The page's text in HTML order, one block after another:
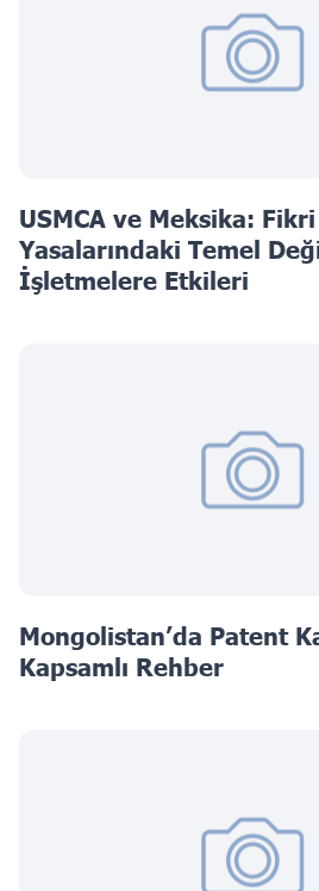
USMCA ve Meksika:
Yasalarındaki Temel
İşletmelere Etkileri
Mongolistan’da Patent
Kapsamlı Rehber